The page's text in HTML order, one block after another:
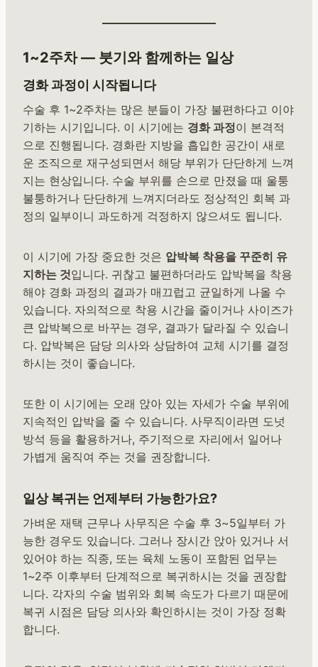
1~2주차 — 붓기와 함께하는 일상
경화 과정이 시작됩니다
수술 후 1~2주차는 많은 분들이 가장 불편하다고 이야
기하는 시기입니다. 이 시기에는 경화 과정이 본격적
으로 진행됩니다. 경화란 지방을 흡입한 공간이 새로
운 조직으로 재구성되면서 해당 부위가 단단하게 느껴
지는 현상입니다. 수술 부위를 손으로 만졌을 때 울퉁
불퉁하거나 단단하게 느껴지더라도 정상적인 회복 과
정의 일부이니 과도하게 걱정하지 않으셔도 됩니다.
이 시기에 가장 중요한 것은 압박복 착용을 꾸준히 유
지하는 것입니다. 귀찮고 불편하더라도 압박복을 착용
해야 경화 과정의 결과가 매끄럽고 균일하게 나올 수
있습니다. 자의적으로 착용 시간을 줄이거나 사이즈가
큰 압박복으로 바꾸는 경우, 결과가 달라질 수 있습니
다. 압박복은 담당 의사와 상담하여 교체 시기를 결정
하시는 것이 좋습니다.
또한 이 시기에는 오래 앉아 있는 자세가 수술 부위에
지속적인 압박을 줄 수 있습니다. 사무직이라면 도넛
방석 등을 활용하거나, 주기적으로 자리에서 일어나
가볍게 움직여 주는 것을 권장합니다.
일상 복귀는 언제부터 가능한가요?
가벼운 재택 근무나 사무직은 수술 후 3~5일부터 가
능한 경우도 있습니다. 그러나 장시간 앉아 있거나 서
있어야 하는 직종, 또는 육체 노동이 포함된 업무는
1~2주 이후부터 단계적으로 복귀하시는 것을 권장합
니다. 각자의 수술 범위와 회복 속도가 다르기 때문에
복귀 시점은 담당 의사와 확인하시는 것이 가장 정확
합니다.